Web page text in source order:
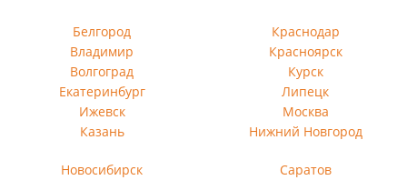
Белгород
Владимир
Волгоград
Екатеринбург
Ижевск
Казань
Краснодар
Красноярск
Курск
Липецк
Москва
Нижний Новгород
Новосибирск
Саратов